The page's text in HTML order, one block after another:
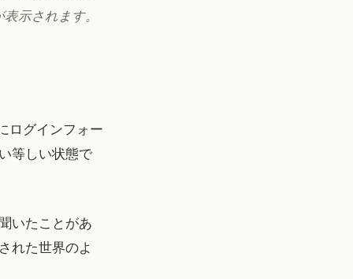
示されます。
ログインフォー
等しい状態で
いたことがあ
れた世界のよ